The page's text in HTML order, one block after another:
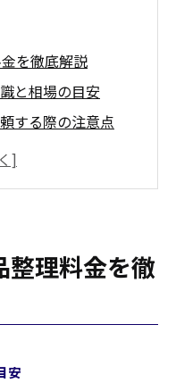
を徹底解説
と相場の目安
する際の注意点
主な要素とは
金の内容を解説
遺品整理のケース
用差を理解しよう
整理料金を徹
安